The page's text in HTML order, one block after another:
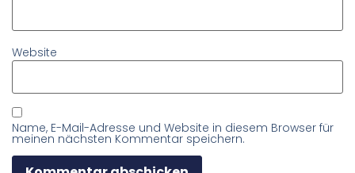
Website
Name, E-Mail-Adresse und Website in diesem Browser für
meinen nächsten Kommentar speichern.